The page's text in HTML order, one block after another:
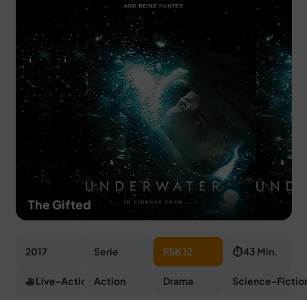
DEALS
MEIN HQ
50
The Gifted
2017 Serie FSK 12 ⏱ 43 Min.
Live-Action Action Drama Science-